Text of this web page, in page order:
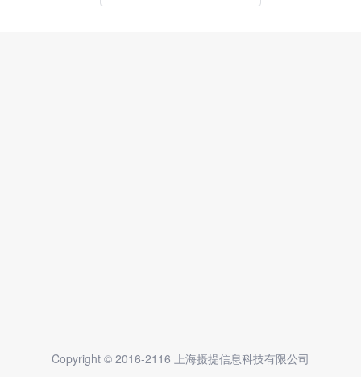
Copyright © 2016-2116 上海摄提信息科技有限公司